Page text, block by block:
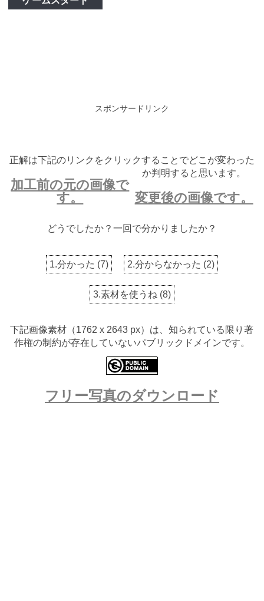
スポンサードリンク
正解は下記のリンクをクリックすることでどこが変わった
か判明すると思います。
加工前の元の画像で
す。
変更後の画像です。
どうでしたか？一回で分かりましたか？
1.分かった (7) 2.分からなかった (2)
3.素材を使うね (8)
下記画像素材（1762 x 2643 px）は、知られている限り著
作権の制約が存在していないパブリックドメインです。
フリー写真のダウンロード